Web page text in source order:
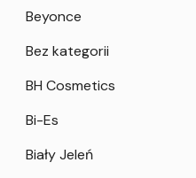
Beyonce
Bez kategorii
BH Cosmetics
Bi-Es
Biały Jeleń